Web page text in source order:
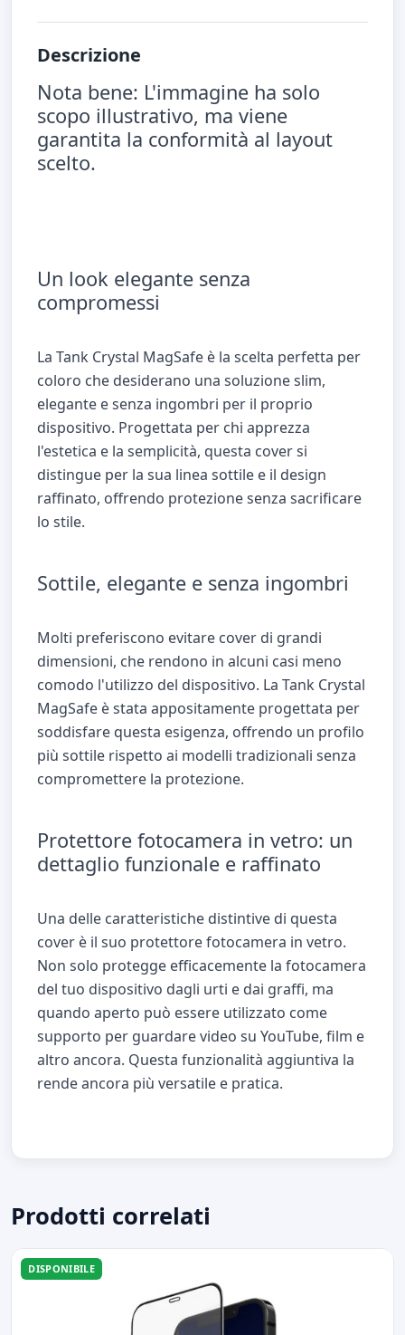
Descrizione
Nota bene: L'immagine ha solo
scopo illustrativo, ma viene
garantita la conformità al layout
scelto.
Un look elegante senza
compromessi
La Tank Crystal MagSafe è la scelta perfetta per
coloro che desiderano una soluzione slim,
elegante e senza ingombri per il proprio
dispositivo. Progettata per chi apprezza
l'estetica e la semplicità, questa cover si
distingue per la sua linea sottile e il design
raffinato, offrendo protezione senza sacrificare
lo stile.
Sottile, elegante e senza ingombri
Molti preferiscono evitare cover di grandi
dimensioni, che rendono in alcuni casi meno
comodo l'utilizzo del dispositivo. La Tank Crystal
MagSafe è stata appositamente progettata per
soddisfare questa esigenza, offrendo un profilo
più sottile rispetto ai modelli tradizionali senza
compromettere la protezione.
Protettore fotocamera in vetro: un
dettaglio funzionale e raffinato
Una delle caratteristiche distintive di questa
cover è il suo protettore fotocamera in vetro.
Non solo protegge efficacemente la fotocamera
del tuo dispositivo dagli urti e dai graffi, ma
quando aperto può essere utilizzato come
supporto per guardare video su YouTube, film e
altro ancora. Questa funzionalità aggiuntiva la
rende ancora più versatile e pratica.
Prodotti correlati
DISPONIBILE